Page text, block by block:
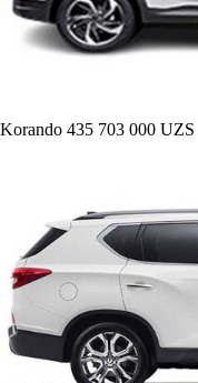
Korando 435 703 000 UZS